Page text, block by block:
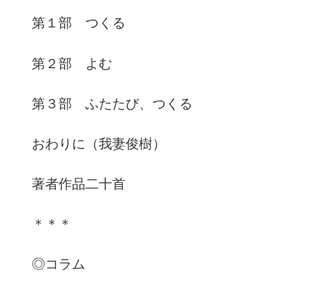
第１部 つくる
第２部 よむ
第３部 ふたたび、つくる
おわりに（我妻俊樹）
著者作品二十首
＊＊＊
◎コラム